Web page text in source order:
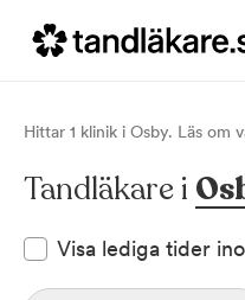
Hittar 1 klinik i Osby. Läs om
Tandläkare i
Visa lediga tider